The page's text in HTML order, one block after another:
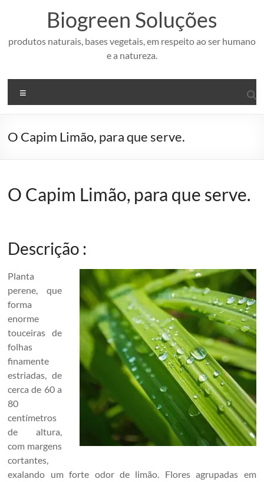
conteúdo
Biogreen Soluções
produtos naturais, bases vegetais, em respeito ao ser humano
e a natureza.
O Capim Limão, para que serve.
O Capim Limão, para que serve.
Descrição :
Planta
perene, que
forma
enorme
touceiras de
folhas
finamente
estriadas, de
cerca de 60 a
80
centímetros
de altura,
com margens
cortantes,
exalando um forte odor de limão. Flores agrupadas em